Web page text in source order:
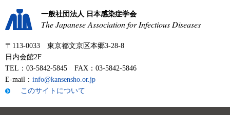
一般社団法人 日本感染症学会
The Japanese Association for Infectious Diseases
〒113-0033 東京都文京区本郷3-28-8
日内会館2F
TEL：03-5842-5845 FAX：03-5842-5846
E-mail： info@kansensho.or.jp
このサイトについて